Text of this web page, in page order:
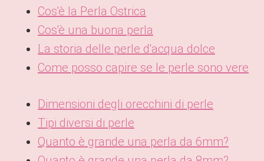
Cos'è la Perla Ostrica
Cos'è una buona perla
La storia delle perle d'acqua dolce
Come posso capire se le perle sono vere
Dimensioni degli orecchini di perle
Tipi diversi di perle
Quanto è grande una perla da 6mm?